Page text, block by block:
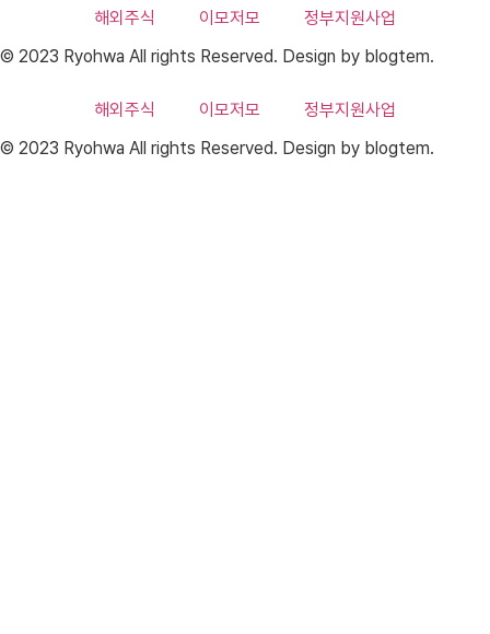
해외주식 이모저모
정부지원사업
© 2023 Ryohwa All rights Reserved. Design by blogtem.
해외주식 이모저모
정부지원사업
© 2023 Ryohwa All rights Reserved. Design by blogtem.